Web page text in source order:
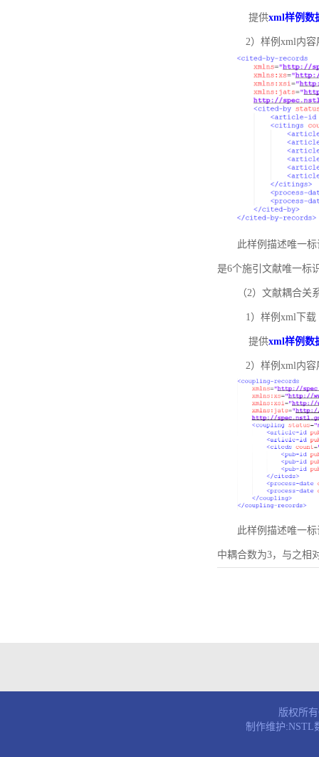
提供xml样例数
2）样例xml内容
此样例描述唯一标
是6个施引文献唯一标
（2）文献耦合关
1）样例xml下载
提供xml样例数
2）样例xml内容
此样例描述唯一标
中耦合数为3，与之相
版权所
制作维护:NSTL